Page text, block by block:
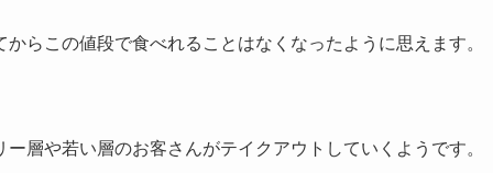
らこの値段で食べれることはなくなったように思えます。
層や若い層のお客さんがテイクアウトしていくようです。